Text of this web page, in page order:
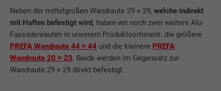
Neben der mittelgroßen Wandraute 29 × 29,welche indirekt
mit Haften befestigt wird, haben wir noch zwei weitere Alu-
Fassadenrauten in unserem Produktsortiment: die größere
PREFA Wandraute 44 × 44 und die kleinere PREFA
Wandraute 20 × 20. Beide werden im Gegensatz zur
Wandraute 29 × 29 direkt befestigt.